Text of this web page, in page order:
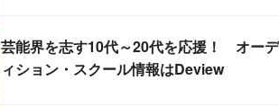
芸能界を志す10代～20代を応援！ オーデ
ィション・スクール情報はDeview